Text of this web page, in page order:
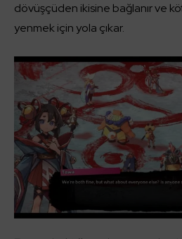
dövüşçüden ikisine bağlanır ve
yenmek için yola çıkar.